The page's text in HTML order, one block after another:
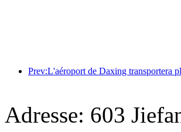
Adresse: 603